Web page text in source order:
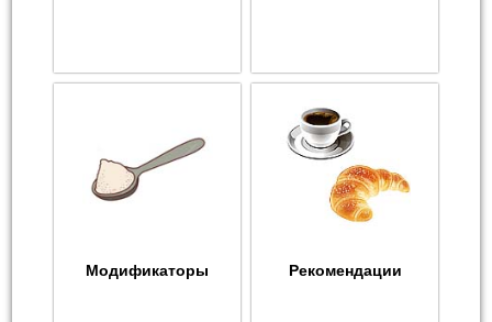
Модификаторы Рекомендации